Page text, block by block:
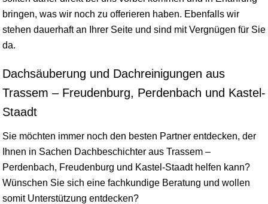
bringen, was wir noch zu offerieren haben. Ebenfalls wir
stehen dauerhaft an Ihrer Seite und sind mit Vergnügen für Sie
da.
Dachsäuberung und Dachreinigungen aus
Trassem – Freudenburg, Perdenbach und Kastel-
Staadt
Sie möchten immer noch den besten Partner entdecken, der
Ihnen in Sachen Dachbeschichter aus Trassem –
Perdenbach, Freudenburg und Kastel-Staadt helfen kann?
Wünschen Sie sich eine fachkundige Beratung und wollen
somit Unterstützung entdecken?